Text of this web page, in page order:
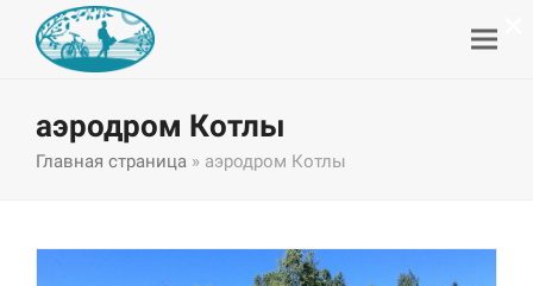
аэродром Котлы
Главная страница » аэродром Котлы